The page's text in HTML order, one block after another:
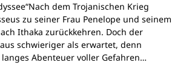
dem Trojanischen Krieg
zu seiner Frau Penelope und seinem
Ithaka zurückkehren. Doch der
schwieriger als erwartet, denn
Abenteuer voller Gefahren…